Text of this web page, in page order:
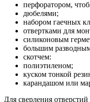
перфоратором,
дюбелями;
набором гаечных
отвертками для
силиконовым
большим
скотчем:
полиэтиленом;
куском тонкой
карандашом или
Для сверления